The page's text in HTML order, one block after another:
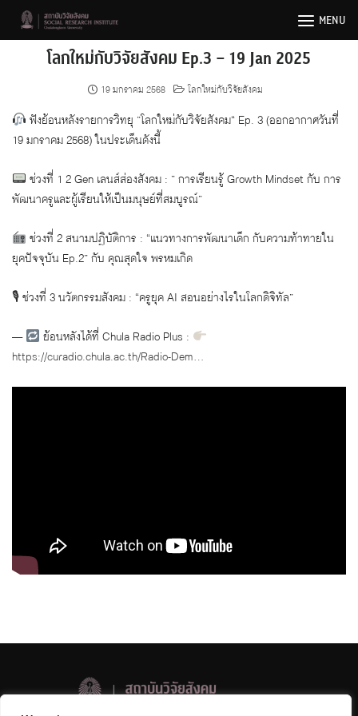
MENU
โลกใหม่กับวิจัยสังคม Ep.3 – 19 Jan 2025
19 มกราคม 2568 โลกใหม่กับวิจัยสังคม
ฟังย้อนหลังรายการวิทยุ ”โลกใหม่กับวิจัยสังคม“ Ep. 3 (ออกอากาศวันที่
19 มกราคม 2568) ในประเด็นดังนี้
ช่วงที่ 1 2 Gen เลนส์ส่องสังคม : ” การเรียนรู้ Growth Mindset กับ การ
พัฒนาครูและผู้เรียนให้เป็นมนุษย์ที่สมบูรณ์”
ช่วงที่ 2 สนามปฏิบัติการ : “แนวทางการพัฒนาเด็ก กับความท้าทายใน
ยุคปัจจุบัน Ep.2” กับ คุณสุดใจ พรหมเกิด
🎙 ช่วงที่ 3 นวัตกรรมสังคม : “ครูยุค AI สอนอย่างไรในโลกดิจิทัล”
—
ย้อนหลังได้ที่ Chula Radio Plus :
https://curadio.chula.ac.th/Radio-Dem…